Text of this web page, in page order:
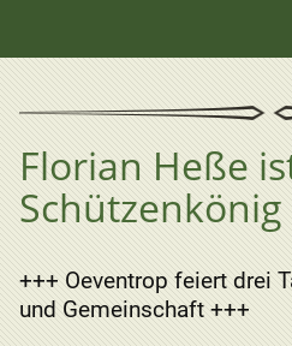
Florian Heße
Schützenkönig
+++ Oeventrop feiert drei
und Gemeinschaft +++